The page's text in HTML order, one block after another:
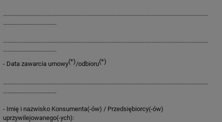
..........................................................................................................................................
....................................
..........................................................................................................................................
....................................
- Data zawarcia umowy(*)/odbioru(*)
..........................................................................................................................................
....................................
- Imię i nazwisko Konsumenta(-ów) / Przedsiębiorcy(-ów)
uprzywilejowanego(-ych):